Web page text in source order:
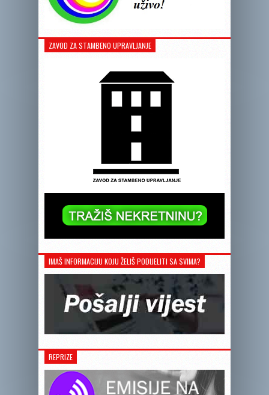
ZAVOD ZA STAMBENO UPRAVLJANJE
IMAŠ INFORMACIJU KOJU ŽELIŠ PODIJELITI SA SVIMA?
REPRIZE